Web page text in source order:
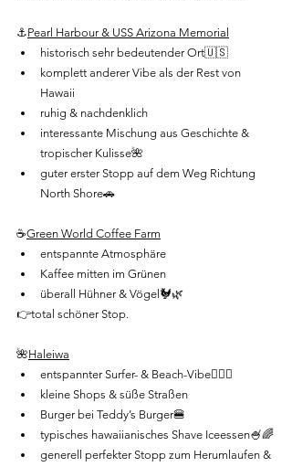
⚓️Pearl Harbour & USS Arizona Memorial
historisch sehr bedeutender Ort🇺🇸
komplett anderer Vibe als der Rest von
Hawaii
ruhig & nachdenklich
interessante Mischung aus Geschichte &
tropischer Kulisse🌺
guter erster Stopp auf dem Weg Richtung
North Shore🚗
☕Green World Coffee Farm
entspannte Atmosphäre
Kaffee mitten im Grünen
überall Hühner & Vögel🐓🌿
👉total schöner Stop.
🌺Haleiwa
entspannter Surfer- & Beach-Vibe🏄‍♀️🌴
kleine Shops & süße Straßen
Burger bei Teddy’s Burger🍔
typisches hawaiianisches Shave Iceessen🍧🌈
generell perfekter Stopp zum Herumlaufen &